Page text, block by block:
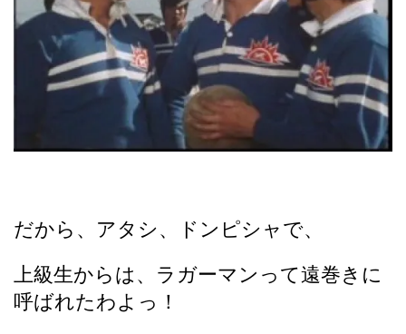
だから、アタシ、ドンピシャで、
上級生からは、ラガーマンって遠巻きに
呼ばれたわよっ！